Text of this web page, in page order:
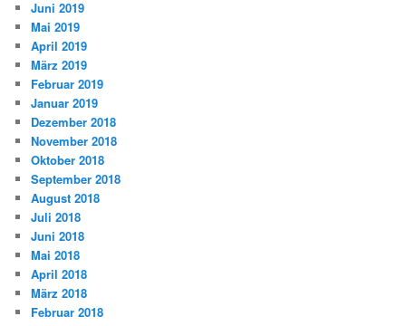
Juni 2019
Mai 2019
April 2019
März 2019
Februar 2019
Januar 2019
Dezember 2018
November 2018
Oktober 2018
September 2018
August 2018
Juli 2018
Juni 2018
Mai 2018
April 2018
März 2018
Februar 2018